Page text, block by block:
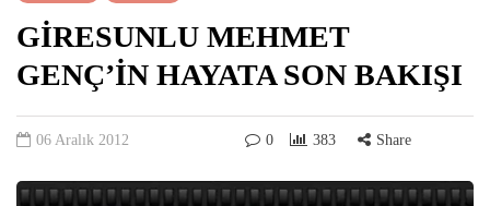
GİRESUNLU MEHMET
GENÇ’İN HAYATA SON BAKIŞI
06 Aralık 2012 0 383 Share